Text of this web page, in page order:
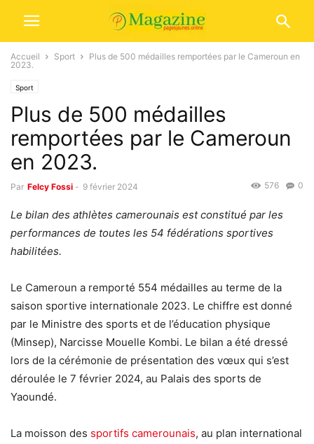
Accueil Sport
Plus de 500 médailles remportées par le Cameroun en
2023.
Sport
Plus de 500 médailles
remportées par le Cameroun
en 2023.
Par Felcy Fossi - 9 février 2024 0
576
Le bilan des athlètes camerounais est constitué par les
performances de toutes les 54 fédérations sportives
habilitées.
Le Cameroun a remporté 554 médailles au terme de la
saison sportive internationale 2023. Le chiffre est donné
par le Ministre des sports et de l’éducation physique
(Minsep), Narcisse Mouelle Kombi. Le bilan a été dressé
lors de la cérémonie de présentation des vœux qui s’est
déroulée le 7 février 2024, au Palais des sports de
Yaoundé.
La moisson des sportifs camerounais, au plan international